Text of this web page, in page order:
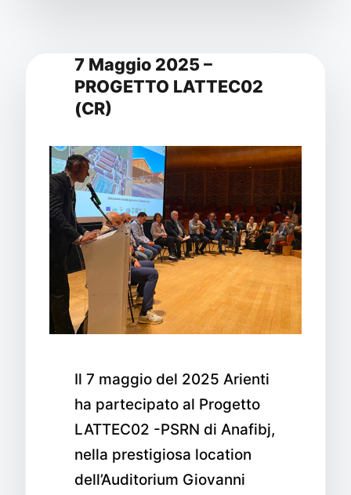
7 Maggio 2025 –
PROGETTO LATTEC02
(CR)
Il 7 maggio del 2025 Arienti
ha partecipato al Progetto
LATTEC02 -PSRN di Anafibj,
nella prestigiosa location
dell’Auditorium Giovanni